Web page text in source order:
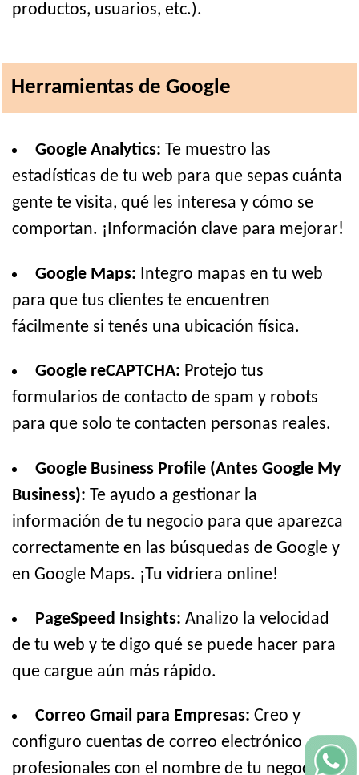
productos, usuarios, etc.).
Herramientas de Google
Google Analytics: Te muestro las
estadísticas de tu web para que sepas cuánta
gente te visita, qué les interesa y cómo se
comportan. ¡Información clave para mejorar!
Google Maps: Integro mapas en tu web
para que tus clientes te encuentren
fácilmente si tenés una ubicación física.
Google reCAPTCHA: Protejo tus
formularios de contacto de spam y robots
para que solo te contacten personas reales.
Google Business Profile (Antes Google My
Business): Te ayudo a gestionar la
información de tu negocio para que aparezca
correctamente en las búsquedas de Google y
en Google Maps. ¡Tu vidriera online!
PageSpeed Insights: Analizo la velocidad
de tu web y te digo qué se puede hacer para
que cargue aún más rápido.
Correo Gmail para Empresas: Creo y
configuro cuentas de correo electrónico
profesionales con el nombre de tu negocio